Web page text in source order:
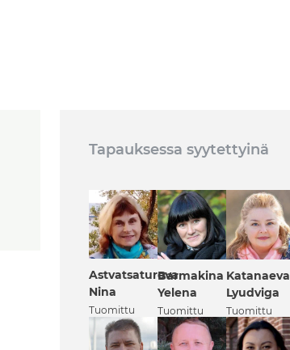
Tapauksessa syytettyinä
Astvatsaturova
Nina
Tuomittu
Barmakina
Yelena
Tuomittu
Katanaeva
Lyudviga
Tuomittu